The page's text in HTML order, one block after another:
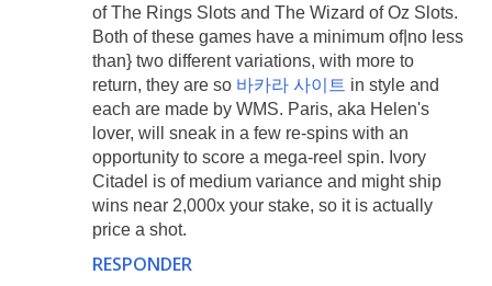
of The Rings Slots and The Wizard of Oz Slots.
Both of these games have a minimum of|no less
than} two different variations, with more to
return, they are so 바카라 사이트 in style and
each are made by WMS. Paris, aka Helen's
lover, will sneak in a few re-spins with an
opportunity to score a mega-reel spin. Ivory
Citadel is of medium variance and might ship
wins near 2,000x your stake, so it is actually
price a shot.
RESPONDER